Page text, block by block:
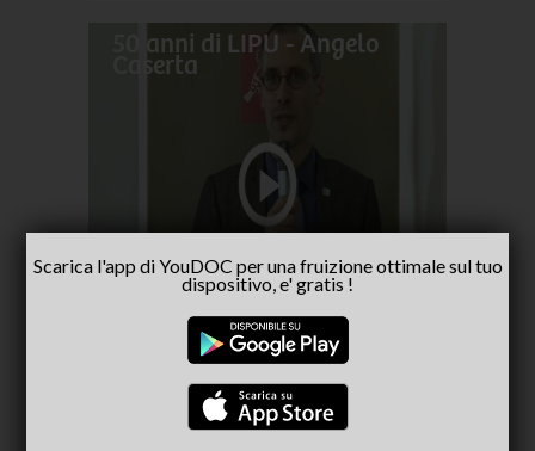
50 anni di LIPU - Angelo
Caserta
Capria
Scarica l'app di YouDOC per una fruizione ottimale sul tuo
dispositivo, e' gratis !